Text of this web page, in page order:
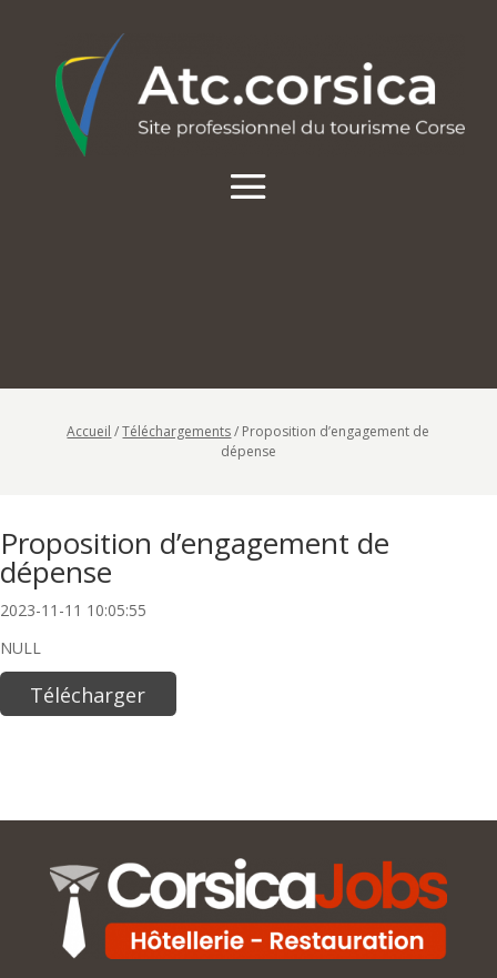
Accueil /Téléchargements/ Proposition d’engagement de
dépense
Proposition d’engagement de
dépense
2023-11-11 10:05:55
NULL
Télécharger